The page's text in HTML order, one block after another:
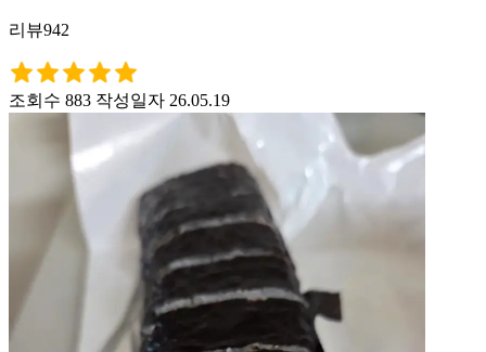
리뷰942
조회수 883 작성일자 26.05.19